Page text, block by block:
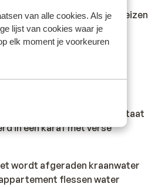
van alle cookies. Als je
lijst van cookies waar je
elk moment je voorkeuren
over gezondheid en reizen
is 112.
schaaldieren). Daarnaast staat
in een karaf met verse
wordt afgeraden kraanwater
flessen water